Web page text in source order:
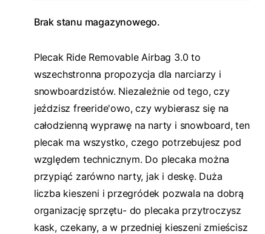
Brak stanu magazynowego.
Plecak Ride Removable Airbag 3.0 to
wszechstronna propozycja dla narciarzy i
snowboardzistów. Niezależnie od tego, czy
jeździsz freeride'owo, czy wybierasz się na
całodzienną wyprawę na narty i snowboard, ten
plecak ma wszystko, czego potrzebujesz pod
względem technicznym. Do plecaka można
przypiąć zarówno narty, jak i deskę. Duża
liczba kieszeni i przegródek pozwala na dobrą
organizację sprzętu- do plecaka przytroczysz
kask, czekany, a w przedniej kieszeni zmieścisz